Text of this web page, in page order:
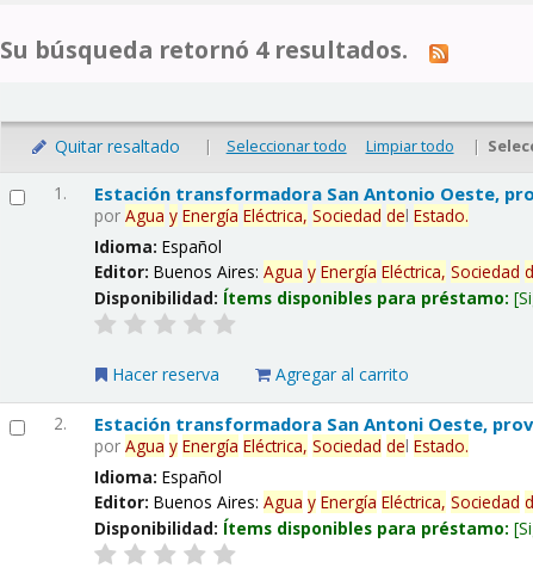
Su búsqueda retornó 4 resultados.
Quitar resaltado | Seleccionar todo Limpiar todo |
1. Estación transformadora San Antonio Oeste,
porAgua y Energía Eléctrica, Sociedad delEstado.
Idioma:Español
Editor:Buenos Aires:Agua y Energía Eléctrica, Sociedad
Disponibilidad: Ítems disponibles para préstamo:
Hacer reserva Agregar al carrito
2. Estación transformadora San Antoni Oeste,
porAgua y Energía Eléctrica, Sociedad delEstado.
Idioma:Español
Editor:Buenos Aires:Agua y Energía Eléctrica, Sociedad
Disponibilidad: Ítems disponibles para préstamo: